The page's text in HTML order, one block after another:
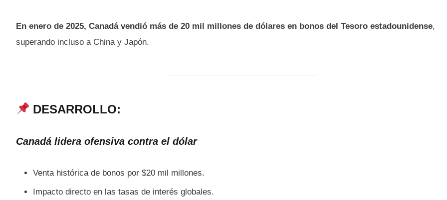
En enero de 2025, Canadá vendió más de 20 mil millones de dólares en bonos del Tesoro estadounidense,
superando incluso a China y Japón.
DESARROLLO:
Canadá lidera ofensiva contra el dólar
Venta histórica de bonos por $20 mil millones.
Impacto directo en las tasas de interés globales.